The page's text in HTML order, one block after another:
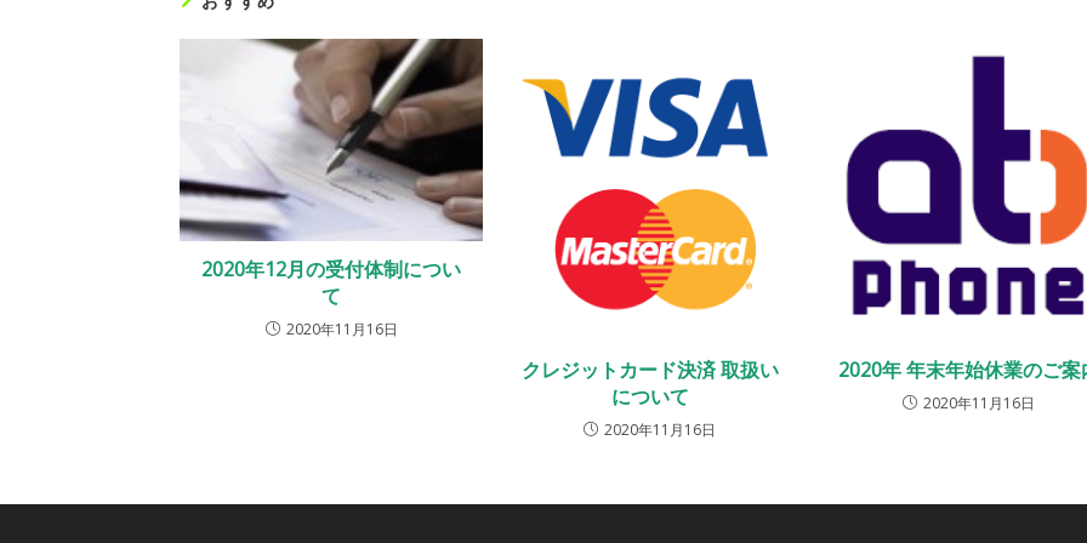
2020年12月の受付体制につい
て
2020年11月16日
クレジットカード決済 取扱い
について
2020年11月16日
2020年 年末年始休業のご案
2020年11月16日